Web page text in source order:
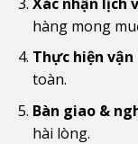
hàng mong
Thực hiện vận
toàn.
Bàn giao &
hài lòng.